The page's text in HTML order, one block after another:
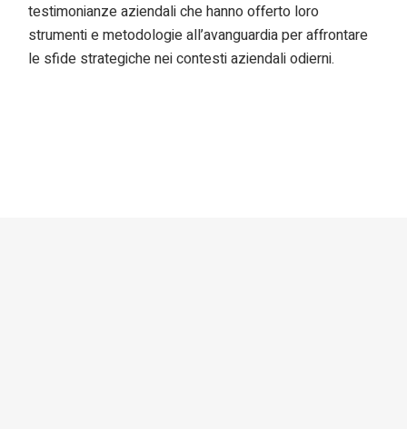
testimonianze aziendali che hanno offerto loro
strumenti e metodologie all’avanguardia per affrontare
le sfide strategiche nei contesti aziendali odierni.